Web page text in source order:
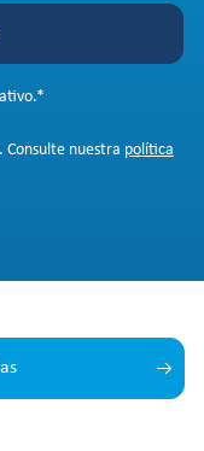
*
nuestra política